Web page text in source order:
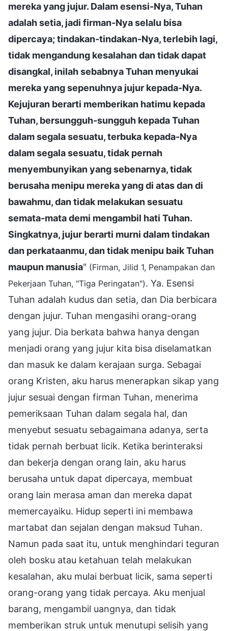
mereka yang jujur. Dalam esensi-Nya, Tuhan
adalah setia, jadi firman-Nya selalu bisa
dipercaya; tindakan-tindakan-Nya, terlebih lagi,
tidak mengandung kesalahan dan tidak dapat
disangkal, inilah sebabnya Tuhan menyukai
mereka yang sepenuhnya jujur kepada-Nya.
Kejujuran berarti memberikan hatimu kepada
Tuhan, bersungguh-sungguh kepada Tuhan
dalam segala sesuatu, terbuka kepada-Nya
dalam segala sesuatu, tidak pernah
menyembunyikan yang sebenarnya, tidak
berusaha menipu mereka yang di atas dan di
bawahmu, dan tidak melakukan sesuatu
semata-mata demi mengambil hati Tuhan.
Singkatnya, jujur berarti murni dalam tindakan
dan perkataanmu, dan tidak menipu baik Tuhan
maupun manusia" (Firman, Jilid 1, Penampakan dan
Pekerjaan Tuhan, "Tiga Peringatan"). Ya. Esensi
Tuhan adalah kudus dan setia, dan Dia berbicara
dengan jujur. Tuhan mengasihi orang-orang
yang jujur. Dia berkata bahwa hanya dengan
menjadi orang yang jujur kita bisa diselamatkan
dan masuk ke dalam kerajaan surga. Sebagai
orang Kristen, aku harus menerapkan sikap yang
jujur sesuai dengan firman Tuhan, menerima
pemeriksaan Tuhan dalam segala hal, dan
menyebut sesuatu sebagaimana adanya, serta
tidak pernah berbuat licik. Ketika berinteraksi
dan bekerja dengan orang lain, aku harus
berusaha untuk dapat dipercaya, membuat
orang lain merasa aman dan mereka dapat
memercayaiku. Hidup seperti ini membawa
martabat dan sejalan dengan maksud Tuhan.
Namun pada saat itu, untuk menghindari teguran
oleh bosku atau ketahuan telah melakukan
kesalahan, aku mulai berbuat licik, sama seperti
orang-orang yang tidak percaya. Aku menjual
barang, mengambil uangnya, dan tidak
memberikan struk untuk menutupi selisih yang